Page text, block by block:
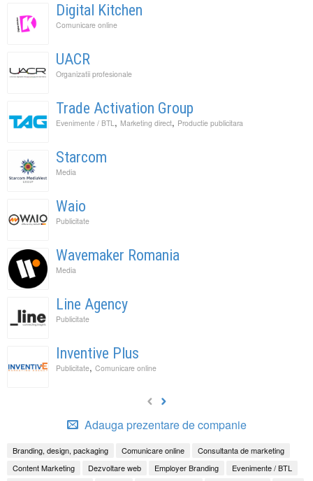
Digital Kitchen
Comunicare online
UACR
Organizatii profesionale
Trade Activation Group
Evenimente / BTL , Marketing direct, Productie publicitara
Starcom
Media
Waio
Publicitate
Wavemaker Romania
Media
Line Agency
Publicitate
Inventive Plus
Publicitate, Comunicare online
Adauga prezentare de companie
Branding, design, packaging Comunicare online
Consultanta de marketing
Content Marketing
Dezvoltare web Employer Branding
Evenimente / BTL